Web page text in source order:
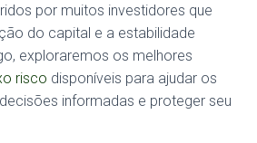
por muitos investidores que
do capital e a estabilidade
exploraremos os melhores
risco disponíveis para ajudar os
informadas e proteger seu